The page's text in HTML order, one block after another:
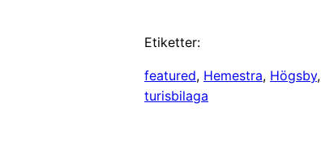
Etiketter:
featured, Hemestra, Högsby,
turisbilaga